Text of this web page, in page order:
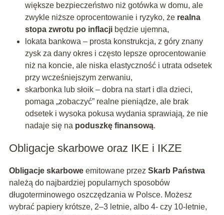
większe bezpieczeństwo niż gotówka w domu, ale
zwykle niższe oprocentowanie i ryzyko, że realna
stopa zwrotu po inflacjibędzie ujemna,
lokata bankowa – prosta konstrukcja, z góry znany
zysk za dany okres i często lepsze oprocentowanie
niż na koncie, ale niska elastyczność i utrata odsetek
przy wcześniejszym zerwaniu,
skarbonka lub słoik – dobra na start i dla dzieci,
pomaga „zobaczyć” realne pieniądze, ale brak
odsetek i wysoka pokusa wydania sprawiają, że nie
nadaje się na poduszkę finansową.
Obligacje skarbowe oraz IKE i IKZE
Obligacje skarboweemitowane przez Skarb Państwa
należą do najbardziej popularnych sposobów
długoterminowego oszczędzania w Polsce. Możesz
wybrać papiery krótsze, 2–3 letnie, albo 4- czy 10-letnie,